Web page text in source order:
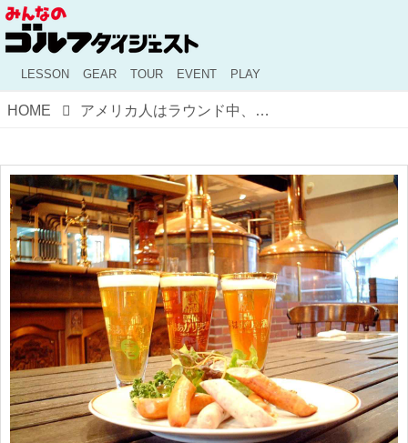
LESSON GEAR TOUR EVENT PLAY
HOME アメリカ人はラウンド中、お酒を飲み過ぎ!? イギリス人はほとんど飲まない!? 世界の掲示板やサイトにあったゴルファーたちの飲酒データ